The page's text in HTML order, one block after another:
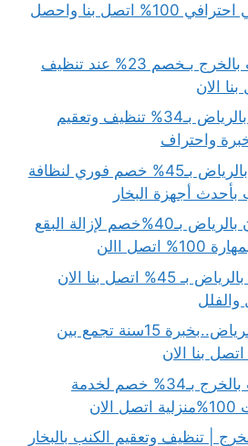
جلي بلاط النسيم جلي احترافي 100% اتصل بنا واحصل
شركة تنظيف فرشات بالخرج بـخصم 23% عند تنظيف
شركة تنظيف مكاتب بالرياض بـ34% تنظيف وتعقيم
واحتراف
شركة تنظيف بالبخار بالرياض بـ45% خصم فوري لنظافة
أجهزة البخار
شركة تنظيف الجدران بالرياض بـ40%خصم لإزالة البقع
االن
شركة تنظيف شبابيك بالرياض بـ 45% اتصل بنا الان
والفلل
شركة ترميم منازل بالرياض..بخبرة 15سنة تجمع بين
شركة تنظيف خزانات بالخرج بـ34% خصم لخدمة
| تنظيف وتعقيم الكنب بالبخار